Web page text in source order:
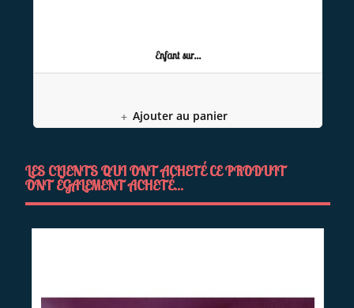
Enfant sur...
Ajouter au panier
LES CLIENTS QUI ONT ACHETÉ CE PRODUIT
ONT ÉGALEMENT ACHETÉ...